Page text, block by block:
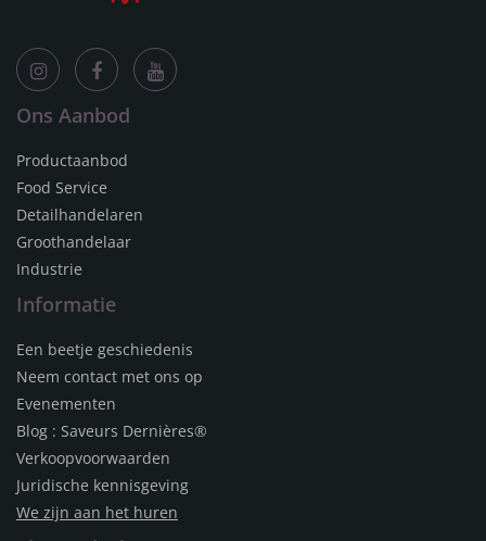
Ons Aanbod
Productaanbod
Food Service
Detailhandelaren
Groothandelaar
Industrie
Informatie
Een beetje geschiedenis
Neem contact met ons op
Evenementen
Blog : Saveurs Dernières®
Verkoopvoorwaarden
Juridische kennisgeving
We zijn aan het huren